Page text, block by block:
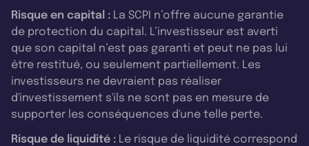
Risque en capital : La SCPI n’offre aucune garantie
de protection du capital. L’investisseur est averti
que son capital n’est pas garanti et peut ne pas lui
être restitué, ou seulement partiellement. Les
investisseurs ne devraient pas réaliser
d'investissement s'ils ne sont pas en mesure de
supporter les conséquences d'une telle perte.
Risque de liquidité : Le risque de liquidité correspond